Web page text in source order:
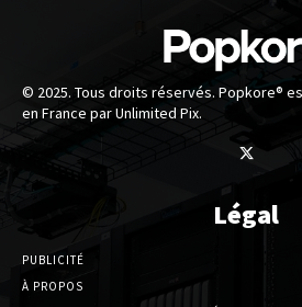
© 2025. Tous droits réservés. Popkore®
en France par Unlimited Pix.
Légal
PUBLICITÉ
À PROPOS